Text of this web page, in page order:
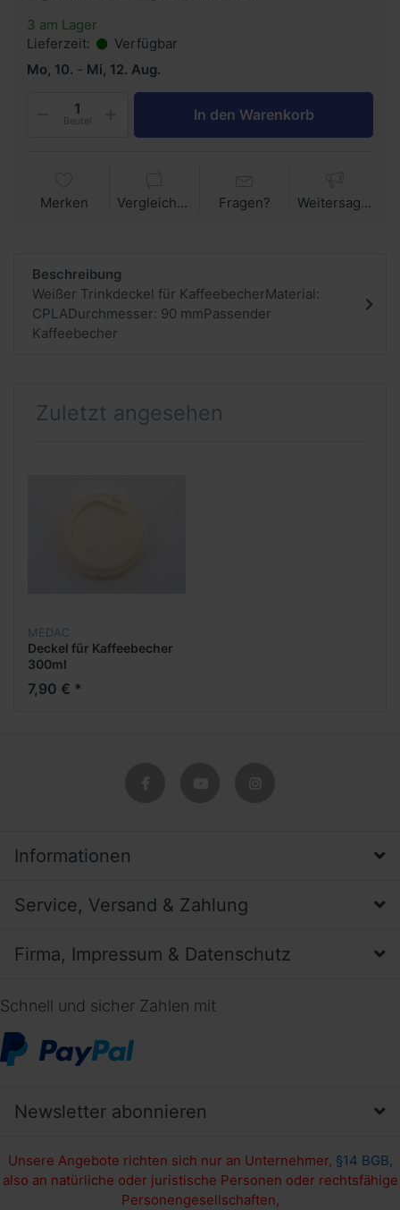
3 am Lager
Lieferzeit:
Verfügbar
Mo, 10. - Mi, 12. Aug.
Beutel In den Warenkorb
Merken Vergleichen Fragen? Weitersagen
Beschreibung
Weißer Trinkdeckel für KaffeebecherMaterial:
CPLADurchmesser: 90 mmPassender
Kaffeebecher
Zuletzt angesehen
MEDAC
Deckel für Kaffeebecher
300ml
7,90 € *
Informationen
Service, Versand & Zahlung
Firma, Impressum & Datenschutz
Schnell und sicher Zahlen mit
Newsletter abonnieren
Unsere Angebote richten sich nur an Unternehmer, §14 BGB,
also an natürliche oder juristische Personen oder rechtsfähige
Personengesellschaften,